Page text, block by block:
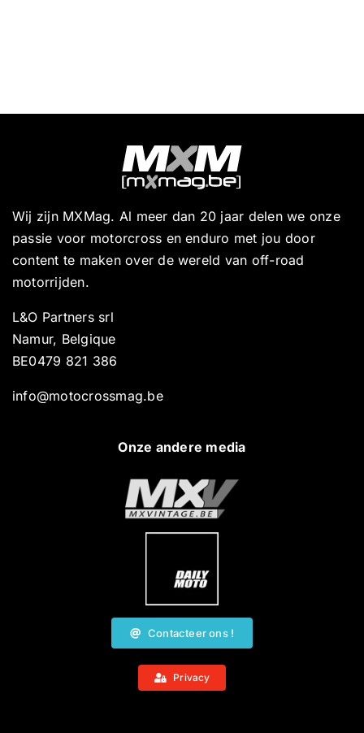
Wij zijn MXMag. Al meer dan 20 jaar delen we onze
passie voor motorcross en enduro met jou door
content te maken over de wereld van off-road
motorrijden.
L&O Partners srl
Namur, Belgique
BE0479 821 386
info@motocrossmag.be
Onze andere media
Contacteer ons !
Privacy